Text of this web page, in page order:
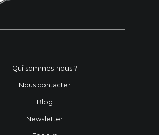
Qui sommes-nous ?
Nous contacter
Blog
Newsletter